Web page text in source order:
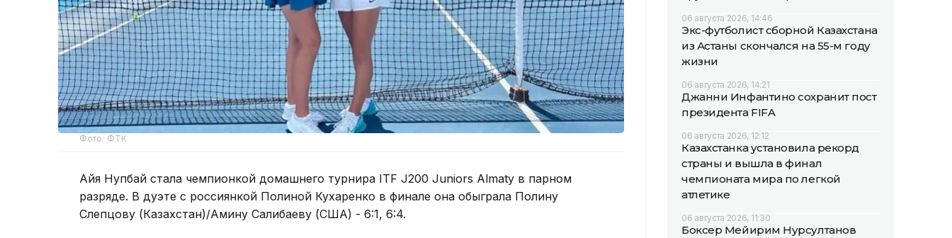
Фото: ФТК
Айя Нупбай стала чемпионкой домашнего турнира ITF J200 Juniors Almaty в парном
разряде. В дуэте с россиянкой Полиной Кухаренко в финале она обыграла Полину
Слепцову (Казахстан)/Амину Салибаеву (США) - 6:1, 6:4.
06 августа 2026, 14:46
Экс-футболист сборной Казахстана
из Астаны скончался на 55-м году
жизни
06 августа 2026, 14:21
Джанни Инфантино сохранит пост
президента FIFA
06 августа 2026, 12:12
Казахстанка установила рекорд
страны и вышла в финал
чемпионата мира по легкой
атлетике
06 августа 2026, 11:30
Боксер Мейирим Нурсултанов